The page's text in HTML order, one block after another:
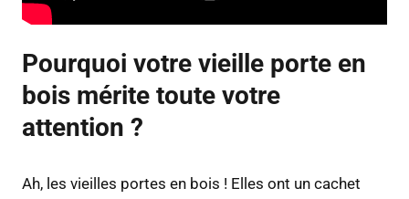
Pourquoi votre vieille porte en
bois mérite toute votre
attention ?
Ah, les vieilles portes en bois ! Elles ont un cachet